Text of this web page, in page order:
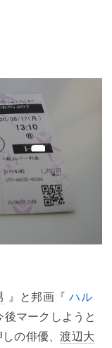
』と邦画『 ハル
マークしようと
の俳優、渡辺大